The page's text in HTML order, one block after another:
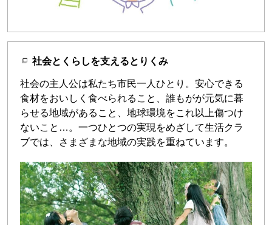
社会とくらしを支えるとりくみ
社会の主人公は私たち市民一人ひとり。安心できる
食材をおいしく食べられること、誰もがが元気に暮
らせる地域があること、地球環境をこれ以上傷つけ
ないこと…。一つひとつの実現をめざして生活クラ
ブでは、さまざまな地域の実践を重ねています。